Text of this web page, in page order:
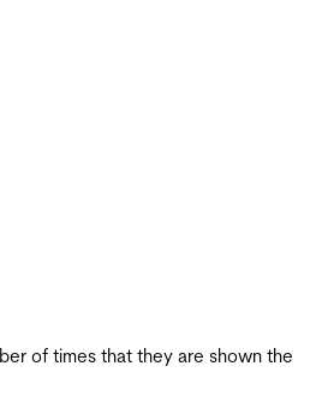
of times that they are shown the